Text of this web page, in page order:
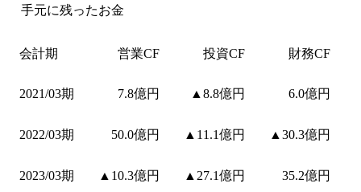
手元に残ったお金
会計期 営業CF 投資CF 財務CF
2021/03期 7.8億円 ▲8.8億円 6.0億円
2022/03期 50.0億円 ▲11.1億円 ▲30.3億円
2023/03期 ▲10.3億円 ▲27.1億円 35.2億円